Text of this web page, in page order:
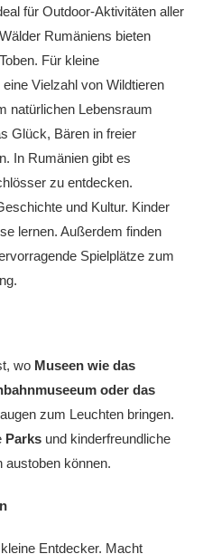
für Outdoor-Aktivitäten aller
Rumäniens bieten
Für kleine
Vielzahl von Wildtieren
natürlichen Lebensraum
Glück, Bären in freier
In Rumänien gibt es
zu entdecken.
und Kultur. Kinder
lernen. Außerdem finden
Spielplätze zum
wo Museen wie das
oder das
zum Leuchten bringen.
Parks und kinderfreundliche
austoben können.
Entdecker. Macht